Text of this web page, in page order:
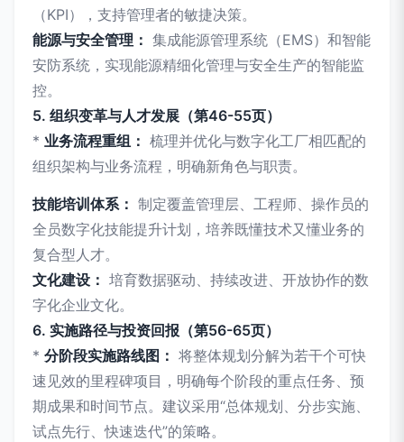
（KPI），支持管理者的敏捷决策。
能源与安全管理： 集成能源管理系统（EMS）和智能
安防系统，实现能源精细化管理与安全生产的智能监
控。
5. 组织变革与人才发展（第46-55页）
* 业务流程重组： 梳理并优化与数字化工厂相匹配的
组织架构与业务流程，明确新角色与职责。
技能培训体系： 制定覆盖管理层、工程师、操作员的
全员数字化技能提升计划，培养既懂技术又懂业务的
复合型人才。
文化建设： 培育数据驱动、持续改进、开放协作的数
字化企业文化。
6. 实施路径与投资回报（第56-65页）
* 分阶段实施路线图： 将整体规划分解为若干个可快
速见效的里程碑项目，明确每个阶段的重点任务、预
期成果和时间节点。建议采用“总体规划、分步实施、
试点先行、快速迭代”的策略。